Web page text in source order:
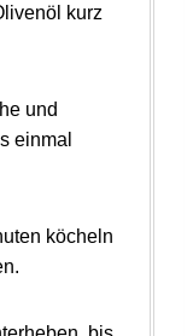
kurz
und
einmal
köcheln